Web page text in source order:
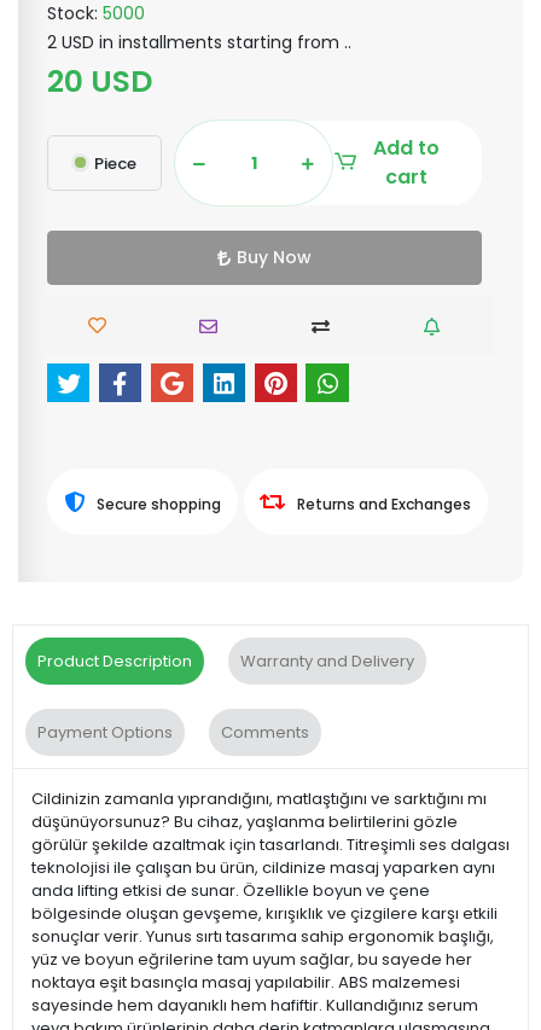
Stock: 5000
2 USD in installments starting from ..
20 USD
Piece
Add to
cart
Buy Now
Secure shopping Returns and Exchanges
Product Description Warranty and Delivery
Payment Options Comments
Cildinizin zamanla yıprandığını, matlaştığını ve sarktığını mı
düşünüyorsunuz? Bu cihaz, yaşlanma belirtilerini gözle
görülür şekilde azaltmak için tasarlandı. Titreşimli ses dalgası
teknolojisi ile çalışan bu ürün, cildinize masaj yaparken aynı
anda lifting etkisi de sunar. Özellikle boyun ve çene
bölgesinde oluşan gevşeme, kırışıklık ve çizgilere karşı etkili
sonuçlar verir. Yunus sırtı tasarıma sahip ergonomik başlığı,
yüz ve boyun eğrilerine tam uyum sağlar, bu sayede her
noktaya eşit basınçla masaj yapılabilir. ABS malzemesi
sayesinde hem dayanıklı hem hafiftir. Kullandığınız serum